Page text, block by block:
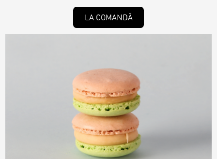
LA COMANDĂ